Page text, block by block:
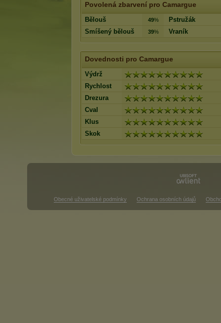
Povolená zbarvení pro Camargue
Bělouš 49%
Pstružák
Smíšený bělouš
39% Vraník
Dovednosti pro Camargue
Výdrž
Rychlost
Drezura
Cval
Klus
Skok
Obecné uživatelské podmínky Ochrana osobních údajů